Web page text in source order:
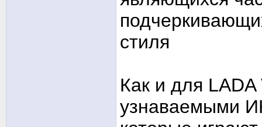
стиля
Как и для
узнаваемыми